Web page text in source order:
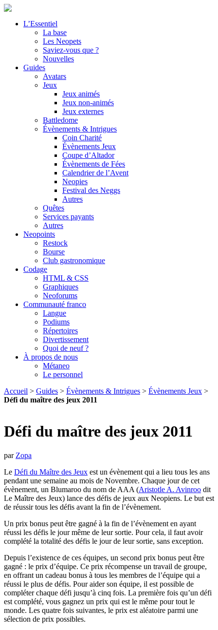
L’Essentiel
La base
Les Neopets
Saviez-vous que ?
Nouvelles
Guides
Avatars
Jeux
Jeux animés
Jeux non-animés
Jeux externes
Battledome
Évènements & Intrigues
Coin Charité
Évènements Jeux
Coupe d’Altador
Évènements de Fées
Calendrier de l’Avent
Neopies
Festival des Neggs
Autres
Quêtes
Services payants
Autres
Neopoints
Restock
Bourse
Club gastronomique
Codage
HTML & CSS
Graphiques
Neoforums
Communauté franco
Langue
Podiums
Répertoires
Divertissement
Quoi de neuf ?
À propos de nous
Métaneo
Le personnel
Accueil > Guides > Évènements & Intrigues > Évènements Jeux >
Défi du maître des jeux 2011
Défi du maître des jeux 2011
par Zopa
Le Défi du Maître des Jeux est un évènement qui a lieu tous les ans
pendant une semaine au mois de Novembre. Chaque jour de cet
évènement, un Blumaroo du nom de AAA (Aristotle A. Avinroo dit
Le Maître des Jeux) lance des défis de jeux aux Neopiens. Le but est
de réussir tous les défis avant la fin de l’évènement.
Un prix bonus peut être gagné à la fin de l’évènement en ayant
réussi les défis le jour même de leur sortie. Pour cela, il faut avoir
complété la totalité des défis le jour de leur sortie, sans exception.
Depuis l’existence de ces équipes, un second prix bonus peut être
gagné : le prix d’équipe. Ce prix récompense un travail de groupe,
en offrant un cadeau bonus à tous les membres de l’équipe qui a
réussi le plus de défis. Pour aider son équipe, il est possible de
compléter chaque défi jusqu’à cinq fois. La première fois qu’un défi
est complété, vous gagnez un prix qui est le même pour tout le
monde. Les quatre fois suivantes, le prix est aléatoire parmi une
sélection de prix possibles.